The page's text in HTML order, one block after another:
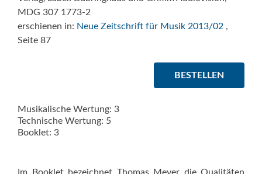
MDG 307 1773-2
erschienen in: Neue Zeitschrift für Musik 2013/02 ,
Seite 87
BESTELLEN
Musikalische Wertung: 3
Technische Wertung: 5
Booklet: 3